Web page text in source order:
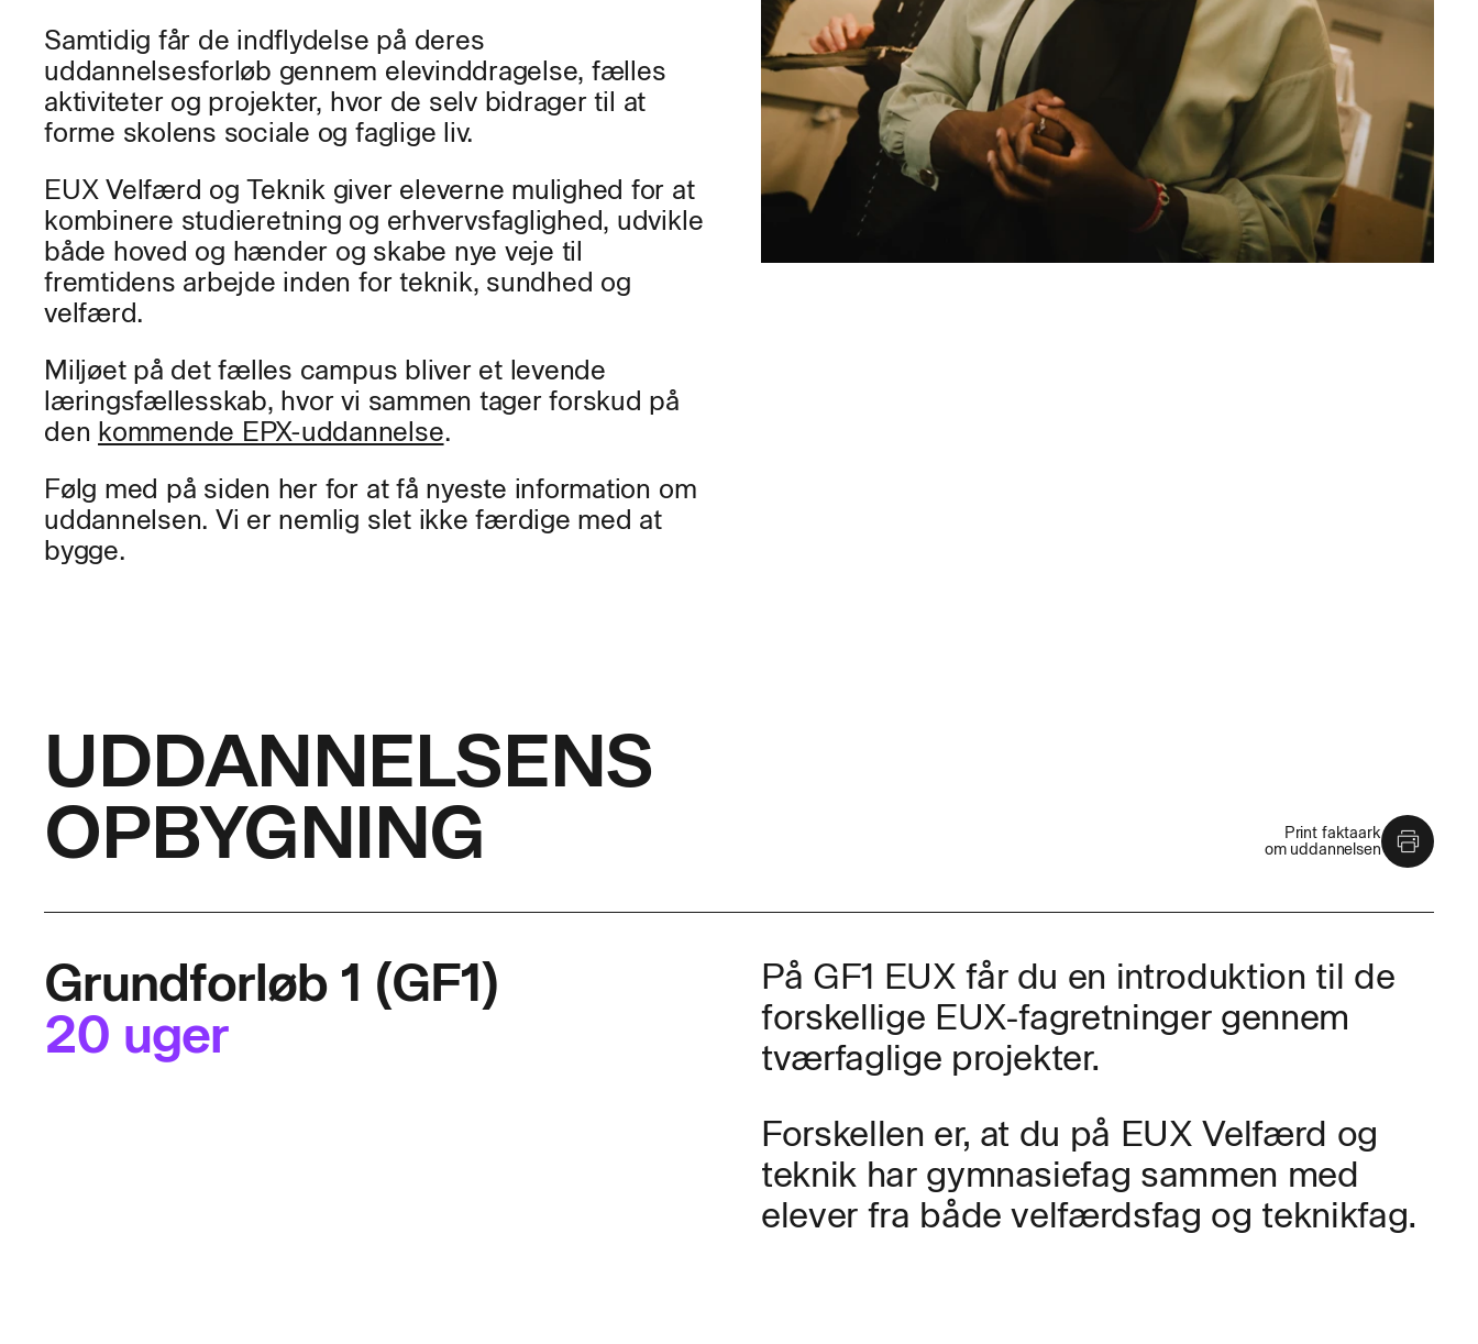
Samtidig får de indflydelse på deres
uddannelsesforløb gennem elevinddragelse, fælles
aktiviteter og projekter, hvor de selv bidrager til at
forme skolens sociale og faglige liv.
EUX Velfærd og Teknik giver eleverne mulighed for at
kombinere studieretning og erhvervsfaglighed, udvikle
både hoved og hænder og skabe nye veje til
fremtidens arbejde inden for teknik, sundhed og
velfærd.
Miljøet på det fælles campus bliver et levende
læringsfællesskab, hvor vi sammen tager forskud på
den kommende EPX-uddannelse.
Følg med på siden her for at få nyeste information om
uddannelsen. Vi er nemlig slet ikke færdige med at
bygge.
UDDANNELSENS
OPBYGNING
Print faktaark
om uddannelsen
Grundforløb 1 (GF1)
20 uger
På GF1 EUX får du en introduktion til de
forskellige EUX-fagretninger gennem
tværfaglige projekter.
Forskellen er, at du på EUX Velfærd og
teknik har gymnasiefag sammen med
elever fra både velfærdsfag og teknikfag.